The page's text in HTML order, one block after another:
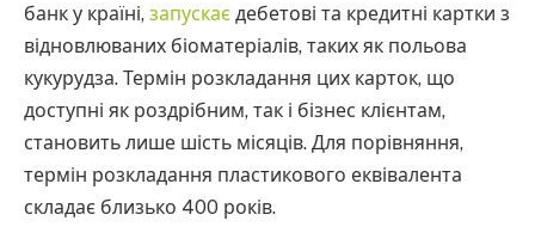
банк у країні, запускає дебетові та кредитні картки з
відновлюваних біоматеріалів, таких як польова
кукурудза. Термін розкладання цих карток, що
доступні як роздрібним, так і бізнес клієнтам,
становить лише шість місяців. Для порівняння,
термін розкладання пластикового еквівалента
складає близько 400 років.